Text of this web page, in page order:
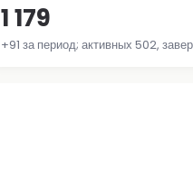
1 179
+91 за период; активных 502,